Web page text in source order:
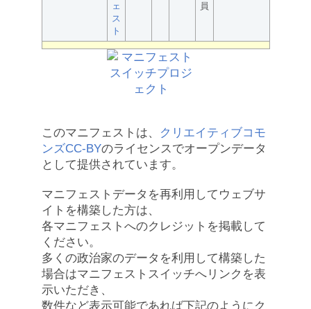
ェ
ス
ト
員
このマニフェストは、
クリエイティブコモ
ンズCC-BYのライセンスでオープンデータ
として提供されています。
マニフェストデータを再利用してウェブサ
イトを構築した方は、
各マニフェストへのクレジットを掲載して
ください。
多くの政治家のデータを利用して構築した
場合はマニフェストスイッチへリンクを表
示いただき、
数件など表示可能であれば下記のようにク